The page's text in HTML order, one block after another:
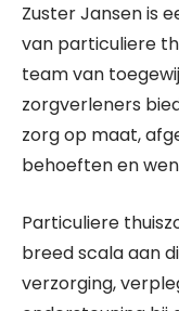
Zuster Jansen is
van particuliere
team van
zorgverleners
zorg op maat,
behoeften en
Particuliere
breed scala aan
verzorging,